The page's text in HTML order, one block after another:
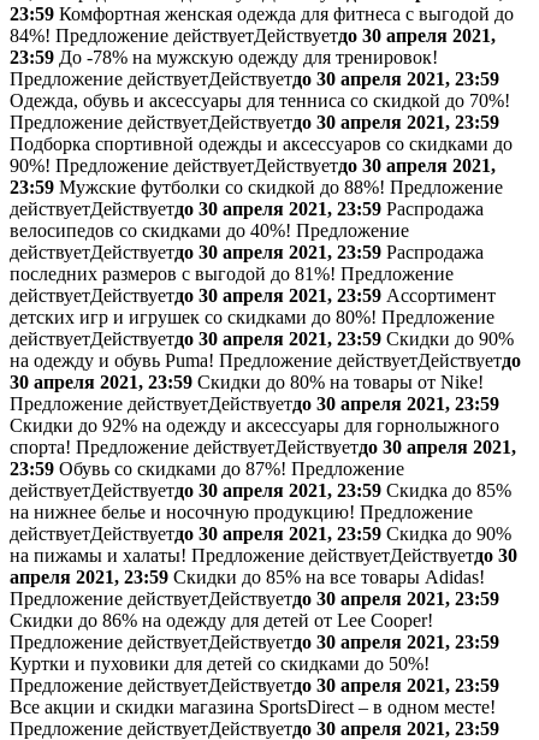
23:59 Комфортная женская одежда для фитнеса с выгодой до
84%! Предложение действуетДействуетдо 30 апреля 2021,
23:59 До -78% на мужскую одежду для тренировок!
Предложение действуетДействуетдо 30 апреля 2021, 23:59
Одежда, обувь и аксессуары для тенниса со скидкой до 70%!
Предложение действуетДействуетдо 30 апреля 2021, 23:59
Подборка спортивной одежды и аксессуаров со скидками до
90%! Предложение действуетДействуетдо 30 апреля 2021,
23:59 Мужские футболки со скидкой до 88%! Предложение
действуетДействуетдо 30 апреля 2021, 23:59 Распродажа
велосипедов со скидками до 40%! Предложение
действуетДействуетдо 30 апреля 2021, 23:59 Распродажа
последних размеров с выгодой до 81%! Предложение
действуетДействуетдо 30 апреля 2021, 23:59 Ассортимент
детских игр и игрушек со скидками до 80%! Предложение
действуетДействуетдо 30 апреля 2021, 23:59 Скидки до 90%
на одежду и обувь Puma! Предложение действуетДействуетдо
30 апреля 2021, 23:59 Скидки до 80% на товары от Nike!
Предложение действуетДействуетдо 30 апреля 2021, 23:59
Скидки до 92% на одежду и аксессуары для горнолыжного
спорта! Предложение действуетДействуетдо 30 апреля 2021,
23:59 Обувь со скидками до 87%! Предложение
действуетДействуетдо 30 апреля 2021, 23:59 Скидка до 85%
на нижнее белье и носочную продукцию! Предложение
действуетДействуетдо 30 апреля 2021, 23:59 Скидка до 90%
на пижамы и халаты! Предложение действуетДействуетдо 30
апреля 2021, 23:59 Скидки до 85% на все товары Adidas!
Предложение действуетДействуетдо 30 апреля 2021, 23:59
Скидки до 86% на одежду для детей от Lee Cooper!
Предложение действуетДействуетдо 30 апреля 2021, 23:59
Куртки и пуховики для детей со скидками до 50%!
Предложение действуетДействуетдо 30 апреля 2021, 23:59
Все акции и скидки магазина SportsDirect – в одном месте!
Предложение действуетДействуетдо 30 апреля 2021, 23:59